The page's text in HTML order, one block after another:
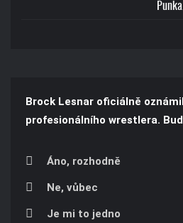
Brock Lesnar oficiálně
profesionálního wrestlera.
Áno, rozhodně
Ne, vůbec
Je mi to jedno